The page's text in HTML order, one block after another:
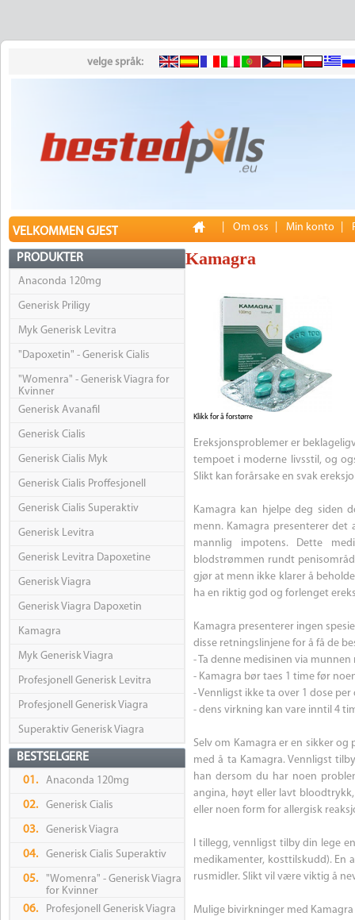
velge språk:
VELKOMMEN GJEST Om oss Min konto
PRODUKTER
Anaconda 120mg
Generisk Priligy
Myk Generisk Levitra
"Dapoxetin" - Generisk Cialis
"Womenra" - Generisk Viagra for
Kvinner
Generisk Avanafil
Generisk Cialis
Generisk Cialis Myk
Generisk Cialis Proffesjonell
Generisk Cialis Superaktiv
Generisk Levitra
Generisk Levitra Dapoxetine
Generisk Viagra
Generisk Viagra Dapoxetin
Kamagra
Myk Generisk Viagra
Profesjonell Generisk Levitra
Profesjonell Generisk Viagra
Superaktiv Generisk Viagra
BESTSELGERE
01. Anaconda 120mg
02. Generisk Cialis
03. Generisk Viagra
04. Generisk Cialis Superaktiv
05.
"Womenra" - Generisk Viagra
for Kvinner
06.
Profesjonell Generisk Viagra
Kamagra
Klikk for å forstørre
Ereksjonsproblemer er
tempoet i moderne livsstil, og
Slikt kan forårsake en svak
Kamagra kan hjelpe deg siden
menn. Kamagra presenterer
mannlig impotens. Dette
blodstrømmen rundt
gjør at menn ikke klarer å
ha en riktig god og forlenget
Kamagra presenterer ingen
disse retningslinjene for å få de
- Ta denne medisinen via munnen
- Kamagra bør taes 1 time før
- Vennligst ikke ta over 1 dose per
- dens virkning kan vare inntil 4
Selv om Kamagra er en sikker
med å ta Kamagra. Vennligst
han dersom du har noen
angina, høyt eller lavt
eller noen form for allergisk
I tillegg, vennligst tilby din lege
medikamenter, kosttilskudd). En
rusmidler. Slikt vil være viktig å
Mulige bivirkninger med Kamagra